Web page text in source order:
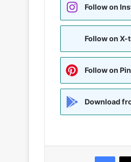
Follow on
Follow on
Follow on
Download